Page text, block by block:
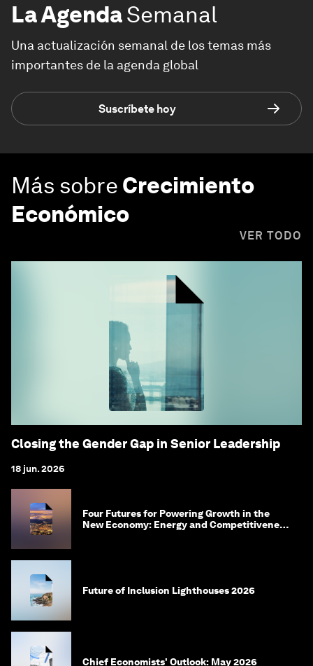
La AgendaSemanal
Una actualización semanal de los temas más
importantes de la agenda global
Suscríbete hoy
Más sobre Crecimiento
Económico
VER TODO
Closing the Gender Gap in Senior Leadership
18 jun. 2026
Four Futures for Powering Growth in the
New Economy: Energy and Competitiveness
Future of Inclusion Lighthouses 2026
Chief Economists' Outlook: May 2026